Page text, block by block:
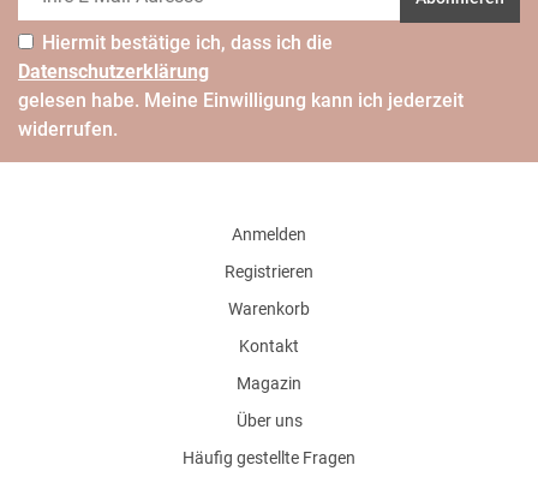
Hiermit bestätige ich, dass ich die
Daten­schutz­erklärung
gelesen habe. Meine Einwilligung kann ich jederzeit
widerrufen.
Anmelden
Registrieren
Warenkorb
Kontakt
Magazin
Über uns
Häufig gestellte Fragen